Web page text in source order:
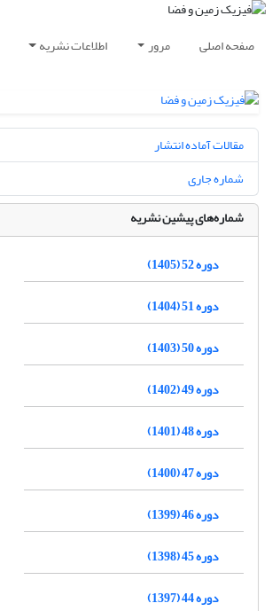
صفحه اصلی مرور اطلاعات نشریه
مقالات آماده انتشار
شماره جاری
شماره‌های پیشین نشریه
دوره 52 (1405)
دوره 51 (1404)
دوره 50 (1403)
دوره 49 (1402)
دوره 48 (1401)
دوره 47 (1400)
دوره 46 (1399)
دوره 45 (1398)
دوره 44 (1397)